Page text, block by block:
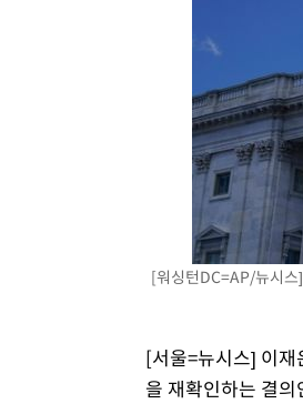
[속보]코스피, 6200선 약보
[속보]원·달러 환율, 7.7원 내
[속보] 노원서 40.1도 관측…
[속보]종합특검, '계엄 수용
외신들도 주목한 韓축구 파
11시간 압수수색에 성접대
[속보]규제합리화위원회 부
[워싱턴DC=AP/뉴시
[서울=뉴시스] 이
을 재확인하는 결